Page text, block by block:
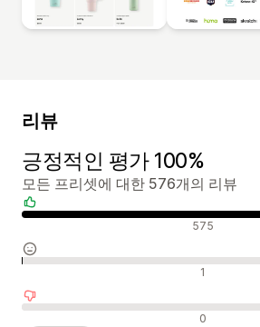
리뷰
긍정적인 평가 100%
모든 프리셋에 대한 576개의 리뷰
긍정적인 리뷰 575
중립적인 리뷰 1
부정적인 리뷰 0